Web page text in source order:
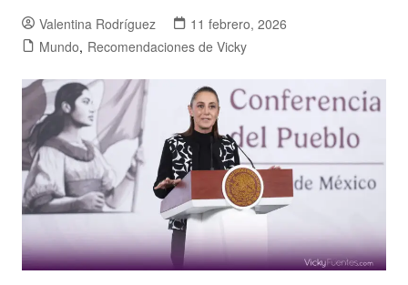
Valentina Rodríguez
11 febrero, 2026
Mundo, Recomendaciones de Vicky